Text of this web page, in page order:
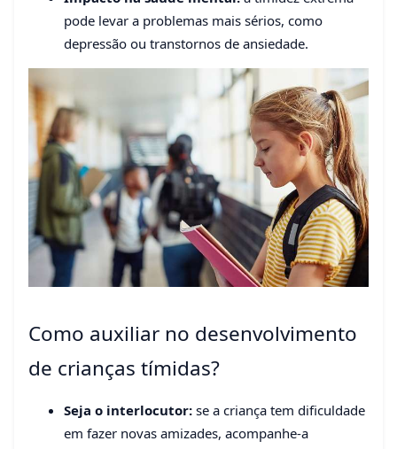
pode levar a problemas mais sérios, como
depressão ou transtornos de ansiedade.
Como auxiliar no desenvolvimento
de crianças tímidas?
Seja o interlocutor: se a criança tem dificuldade
em fazer novas amizades, acompanhe-a